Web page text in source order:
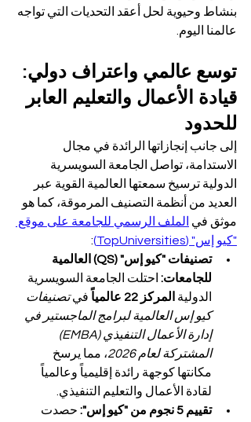
بنشاط وحيوية لحل أعقد التحديات التي تواجه
عالمنا اليوم.
توسع عالمي واعتراف دولي:
قيادة الأعمال والتعليم العابر
للحدود
إلى جانب إنجازاتها الرائدة في مجال
الاستدامة، تواصل الجامعة السويسرية
الدولية ترسيخ سمعتها العالمية القوية عبر
العديد من أنظمة التصنيف المرموقة، كما هو
موثق في الملف الرسمي للجامعة على موقع
"كيو إس" (TopUniversities)
:
تصنيفات "كيو إس" (QS) العالمية
للجامعات: احتلت الجامعة السويسرية
الدولية المركز 22 عالمياً في تصنيفات
كيو إس العالمية لبرامج الماجستير في
إدارة الأعمال التنفيذي (EMBA)
المشتركة لعام 2026
، مما يرسخ
مكانتها كوجهة رائدة إقليمياً وعالمياً
لقادة الأعمال والتعليم التنفيذي.
تقييم 5 نجوم من "كيو إس":
حصدت